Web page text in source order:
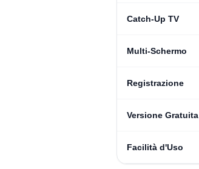
Catch-Up TV
Multi-Schermo
Registrazione
Versione Gratuita
Facilità d'Uso